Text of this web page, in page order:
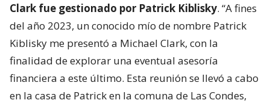
Clark fue gestionado por Patrick Kiblisky. “A fines
del año 2023, un conocido mío de nombre Patrick
Kiblisky me presentó a Michael Clark, con la
finalidad de explorar una eventual asesoría
financiera a este último. Esta reunión se llevó a cabo
en la casa de Patrick en la comuna de Las Condes,